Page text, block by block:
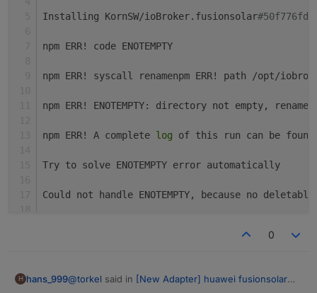
Installing KornSW/ioBroker.fusionsolar
npm ERR! code ENOTEMPTY
npm ERR! syscall renamenpm ERR! path /opt/
npm ERR! ENOTEMPTY: directory not empty, rename
npm ERR! A complete log of this run can be
Try to solve ENOTEMPTY error automatically
Could not handle ENOTEMPTY, because no
0
H hans_999@torkel said in [New Adapter] huawei fusionsolar